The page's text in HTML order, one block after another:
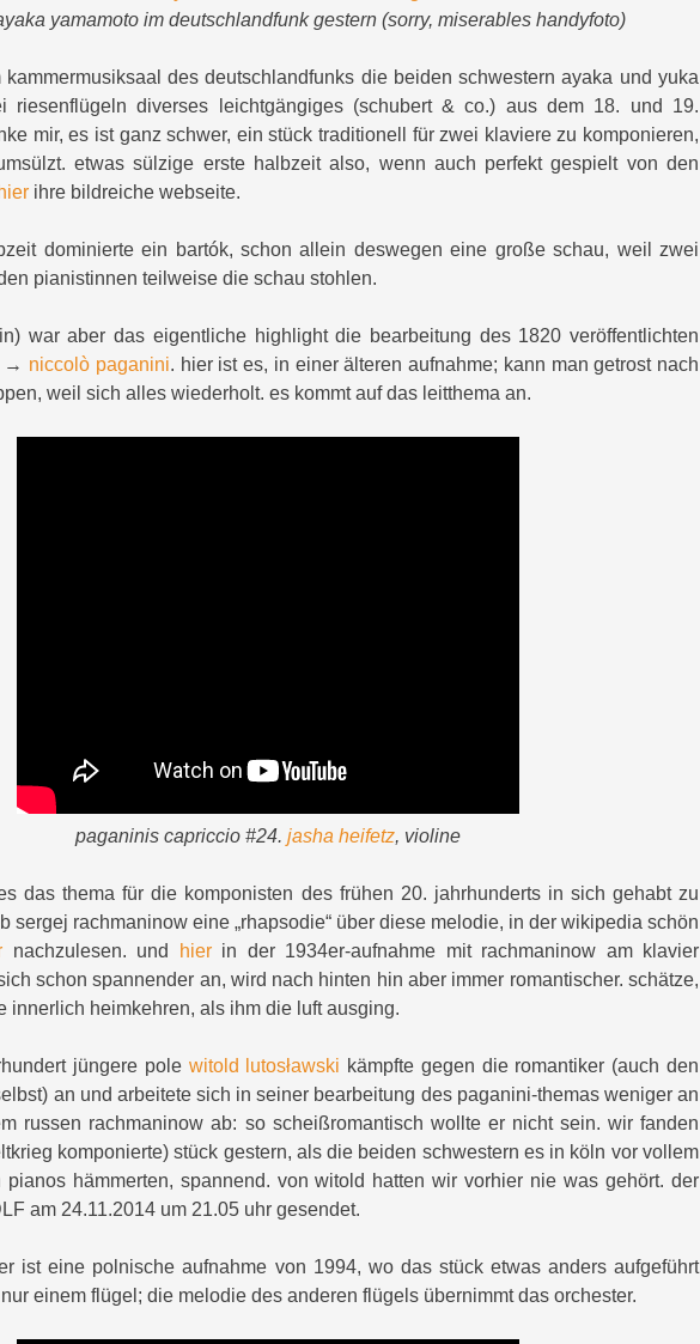
yamamoto im deutschlandfunk gestern (sorry, miserables handyfoto)
des deutschlandfunks die beiden schwestern ayaka und yuka
riesenflügeln diverses leichtgängiges (schubert & co.) aus dem 18. und 19.
mir, es ist ganz schwer, ein stück traditionell für zwei klaviere zu komponieren,
etwas sülzige erste halbzeit also, wenn auch perfekt gespielt von den
hier ihre bildreiche webseite.
dominierte ein bartók, schon allein deswegen eine große schau, weil zwei
pianistinnen teilweise die schau stohlen.
war aber das eigentliche highlight die bearbeitung des 1820 veröffentlichten
→ niccolò paganini. hier ist es, in einer älteren aufnahme; kann man getrost nach
weil sich alles wiederholt. es kommt auf das leitthema an.
paganinis capriccio #24. jasha heifetz, violine
das thema für die komponisten des frühen 20. jahrhunderts in sich gehabt zu
sergej rachmaninow eine „rhapsodie“ über diese melodie, in der wikipedia schön
nachzulesen. und hierin der 1934er-aufnahme mit rachmaninow am klavier
schon spannender an, wird nach hinten hin aber immer romantischer. schätze,
innerlich heimkehren, als ihm die luft ausging.
jüngere pole witold lutosławski kämpfte gegen die romantiker (auch den
an und arbeitete sich in seiner bearbeitung des paganini-themas weniger an
russen rachmaninow ab: so scheißromantisch wollte er nicht sein. wir fanden
komponierte) stück gestern, als die beiden schwestern es in köln vor vollem
hämmerten, spannend. von witold hatten wir vorhier nie was gehört. der
am 24.11.2014 um 21.05 uhr gesendet.
ist eine polnische aufnahme von 1994, wo das stück etwas anders aufgeführt
einem flügel; die melodie des anderen flügels übernimmt das orchester.